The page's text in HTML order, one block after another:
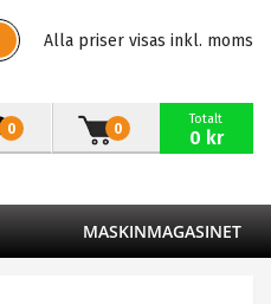
Alla priser visas inkl. moms
0
Totalt
0 kr
0
MASKINMAGASINET